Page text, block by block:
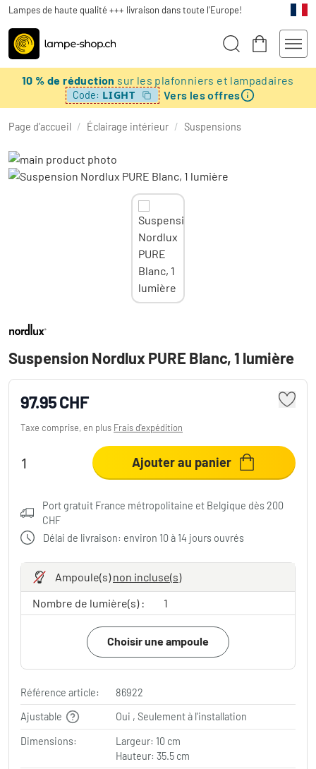
Lampes de haute qualité +++ livraison dans toute l'Europe!
10 % de réduction sur les plafonniers et lampadaires
Code: LIGHT Vers les offres
Page d’accueil / Éclairage intérieur / Suspensions
Suspension Nordlux PURE Blanc, 1 lumière
97.95 CHF
Taxe comprise, en plus Frais d'expédition
Ajouter au panier
Port gratuit France métropolitaine et Belgique dès 200
CHF
Délai de livraison: environ 10 à 14 jours ouvrés
Ampoule(s)non incluse(s)
Nombre de lumière(s) :
1
Choisir une ampoule
Référence article:
86922
Ajustable
Oui , Seulement à l'installation
Dimensions:
Largeur: 10 cm
Hauteur: 35.5 cm